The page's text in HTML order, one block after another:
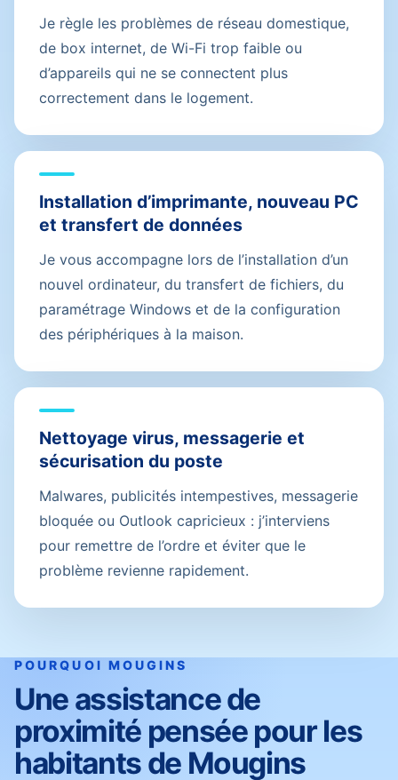
Je règle les problèmes de réseau domestique,
de box internet, de Wi-Fi trop faible ou
d’appareils qui ne se connectent plus
correctement dans le logement.
Installation d’imprimante, nouveau PC
et transfert de données
Je vous accompagne lors de l’installation d’un
nouvel ordinateur, du transfert de fichiers, du
paramétrage Windows et de la configuration
des périphériques à la maison.
Nettoyage virus, messagerie et
sécurisation du poste
Malwares, publicités intempestives, messagerie
bloquée ou Outlook capricieux : j’interviens
pour remettre de l’ordre et éviter que le
problème revienne rapidement.
POURQUOI MOUGINS
Une assistance de
proximité pensée pour les
habitants de Mougins